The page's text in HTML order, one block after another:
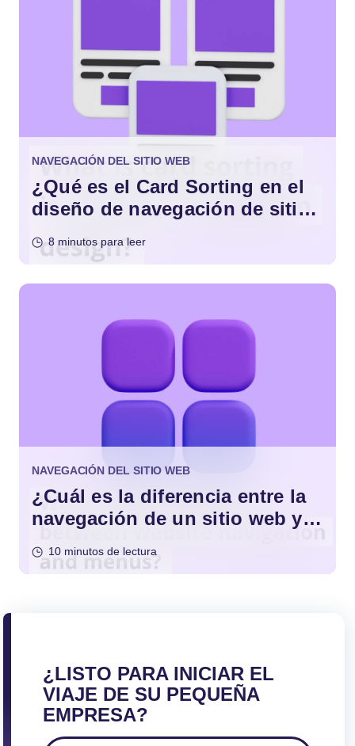
NAVEGACIÓN DEL SITIO WEB
¿Qué es el Card Sorting en el
diseño de navegación de sitios
8 minutos para leer
NAVEGACIÓN DEL SITIO WEB
¿Cuál es la diferencia entre la
navegación de un sitio web y
10 minutos de lectura
¿LISTO PARA INICIAR EL
VIAJE DE SU PEQUEÑA
EMPRESA?